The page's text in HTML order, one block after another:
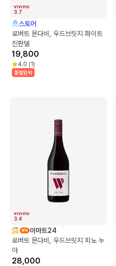
3.7
스토어
로버트 몬다비, 우드브릿지 화이트
진판델
19,800
4.0 (1)
품절임박
3.4
이마트24
로버트 몬다비, 우드브릿지 피노 누
아
28,000